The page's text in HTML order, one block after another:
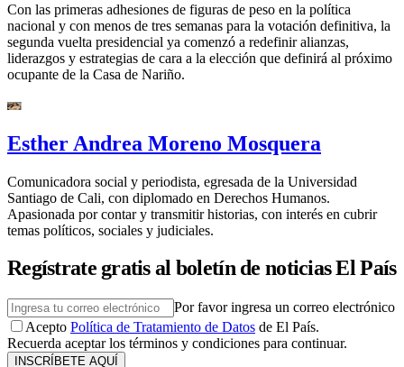
Con las primeras adhesiones de figuras de peso en la política
nacional y con menos de tres semanas para la votación definitiva, la
segunda vuelta presidencial ya comenzó a redefinir alianzas,
liderazgos y estrategias de cara a la elección que definirá al próximo
ocupante de la Casa de Nariño.
Esther Andrea Moreno Mosquera
Comunicadora social y periodista, egresada de la Universidad
Santiago de Cali, con diplomado en Derechos Humanos.
Apasionada por contar y transmitir historias, con interés en cubrir
temas políticos, sociales y judiciales.
Regístrate gratis al boletín de noticias El País
Por favor ingresa un correo electrónico
Acepto Política de Tratamiento de Datos de El País.
Recuerda aceptar los términos y condiciones para continuar.
INSCRÍBETE AQUÍ